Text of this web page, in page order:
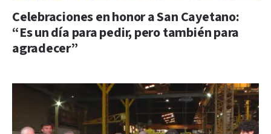
Celebraciones en honor a San Cayetano:
“Es un día para pedir, pero también para
agradecer”